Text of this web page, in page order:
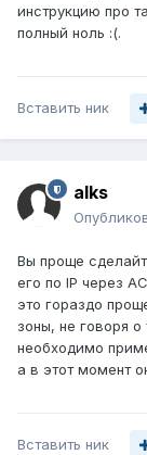
инструкцию про
полный ноль :(.
Вставить ник
alks
Вы проще
его по IP через
это гораздо
зоны, не говоря
необходимо
а в этот момент
Вставить ник